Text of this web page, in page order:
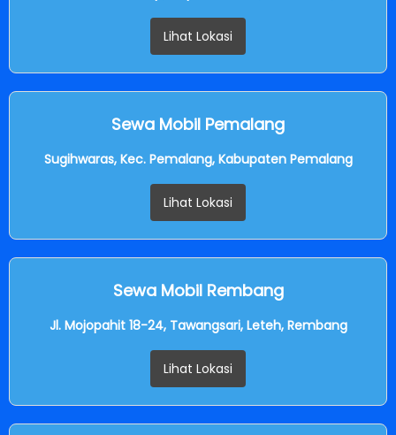
Lihat Lokasi
Sewa Mobil Pemalang
Sugihwaras, Kec. Pemalang, Kabupaten Pemalang
Lihat Lokasi
Sewa Mobil Rembang
Jl. Mojopahit 18-24, Tawangsari, Leteh, Rembang
Lihat Lokasi